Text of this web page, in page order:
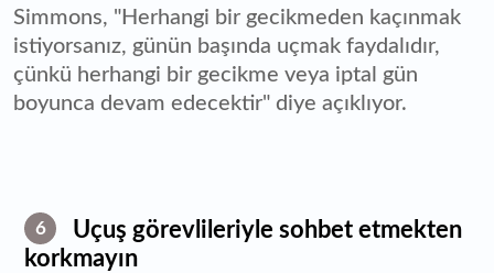
Simmons, "Herhangi bir gecikmeden kaçınmak
istiyorsanız, günün başında uçmak faydalıdır,
çünkü herhangi bir gecikme veya iptal gün
boyunca devam edecektir" diye açıklıyor.
6
Uçuş görevlileriyle sohbet etmekten
korkmayın